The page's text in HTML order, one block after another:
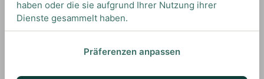
DRINKS MIT TEQUILA OCHO? UNSERE
EMPFEHLUNGEN
Ansehen
haben oder die sie aufgrund Ihrer Nutzung ihrer
Dienste gesammelt haben.
Präferenzen anpassen